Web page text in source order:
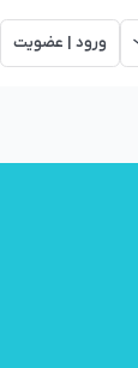
ورود | عضویت